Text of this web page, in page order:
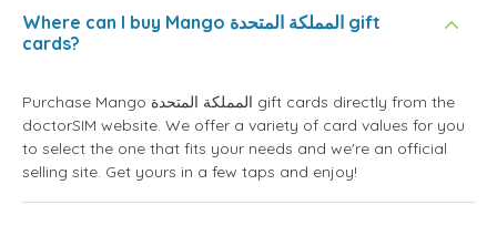
Where can I buy Mango المملكة المتحدة gift
cards?
Purchase Mango المملكة المتحدة gift cards directly from the
doctorSIM website. We offer a variety of card values for you
to select the one that fits your needs and we're an official
selling site. Get yours in a few taps and enjoy!